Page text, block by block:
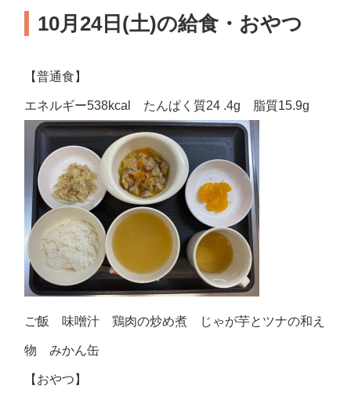
10月24日(土)の給食・おやつ
【普通食】
エネルギー538kcal たんぱく質24 .4g 脂質15.9g
ご飯 味噌汁 鶏肉の炒め煮 じゃが芋とツナの和え
物 みかん缶
【おやつ】